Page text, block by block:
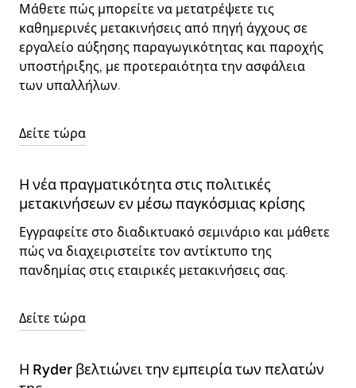
Μάθετε πώς μπορείτε να μετατρέψετε τις
καθημερινές μετακινήσεις από πηγή άγχους σε
εργαλείο αύξησης παραγωγικότητας και παροχής
υποστήριξης, με προτεραιότητα την ασφάλεια
των υπαλλήλων.
Δείτε τώρα
Η νέα πραγματικότητα στις πολιτικές
μετακινήσεων εν μέσω παγκόσμιας κρίσης
Εγγραφείτε στο διαδικτυακό σεμινάριο και μάθετε
πώς να διαχειριστείτε τον αντίκτυπο της
πανδημίας στις εταιρικές μετακινήσεις σας.
Δείτε τώρα
Η Ryder βελτιώνει την εμπειρία των πελατών